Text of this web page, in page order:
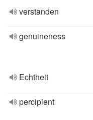
verstanden
genuineness
Echtheit
percipient